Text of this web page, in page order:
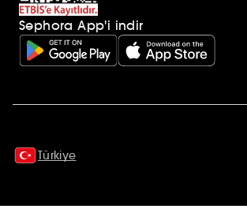
Sephora App'i indir
Türkiye